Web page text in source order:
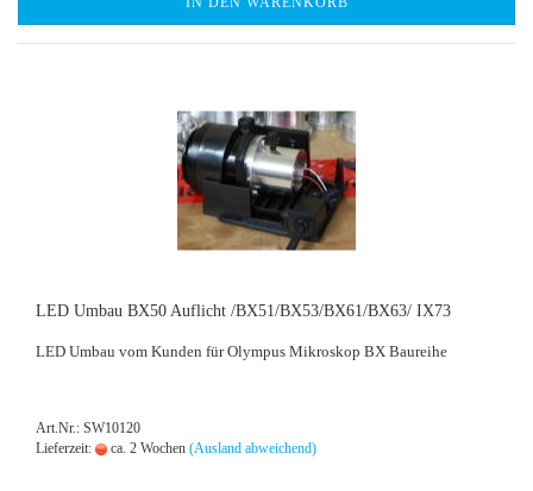
LED Umbau BX50 Auf­licht /BX51/BX53/BX61/BX63/ IX73
LED Umbau vom Kun­den für Olym­pus Mi­kro­skop BX Bau­rei­he
Art.Nr.: SW10120
Lieferzeit:
ca. 2 Wochen (Ausland abweichend)